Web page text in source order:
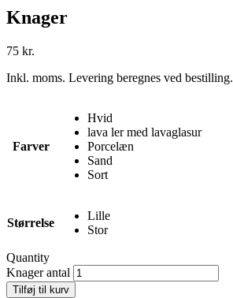
Knager
75 kr.
Inkl. moms. Levering beregnes ved bestilling.
Farver
Hvid
lava ler med lavaglasur
Porcelæn
Sand
Sort
Størrelse
Lille
Stor
Quantity
Knager antal
Tilføj til kurv